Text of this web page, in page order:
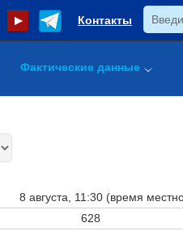
Контакты
Фактические данные
8 августа, 11:30 (время
628